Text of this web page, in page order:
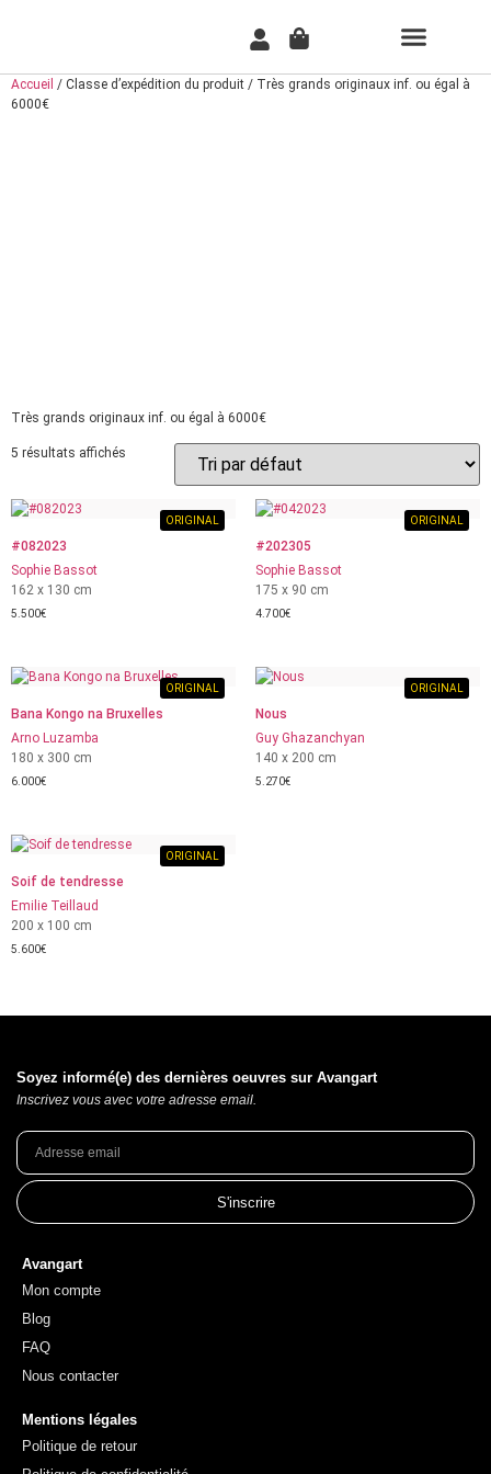
Accueil / Classe d’expédition du produit / Très grands originaux inf. ou égal à
6000€
Très grands originaux inf. ou égal à 6000€
5 résultats affichés
ORIGINAL
#082023
Sophie Bassot
162 x 130 cm
5.500€
ORIGINAL
#202305
Sophie Bassot
175 x 90 cm
4.700€
ORIGINAL
Bana Kongo na Bruxelles
Arno Luzamba
180 x 300 cm
6.000€
ORIGINAL
Nous
Guy Ghazanchyan
140 x 200 cm
5.270€
ORIGINAL
Soif de tendresse
Emilie Teillaud
200 x 100 cm
5.600€
Avangart
Mon compte
Blog
FAQ
Nous contacter
Soyez informé(e) des dernières oeuvres sur Avangart
Inscrivez vous avec votre adresse email.
S'inscrire
Mentions légales
Politique de retour